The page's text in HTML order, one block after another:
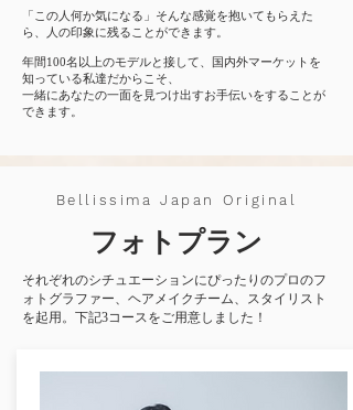
「この人何か気になる」そんな感覚を抱いてもらえた
ら、人の印象に残ることができます。
年間100名以上のモデルと接して、国内外マーケットを
知っている私達だからこそ、
一緒にあなたの一面を見つけ出すお手伝いをすることが
できます。
Bellissima Japan Original
フォトプラン
それぞれのシチュエーションにぴったりのプロのフ
ォトグラファー、ヘアメイクチーム、スタイリスト
を起用。下記3コースをご用意しました！